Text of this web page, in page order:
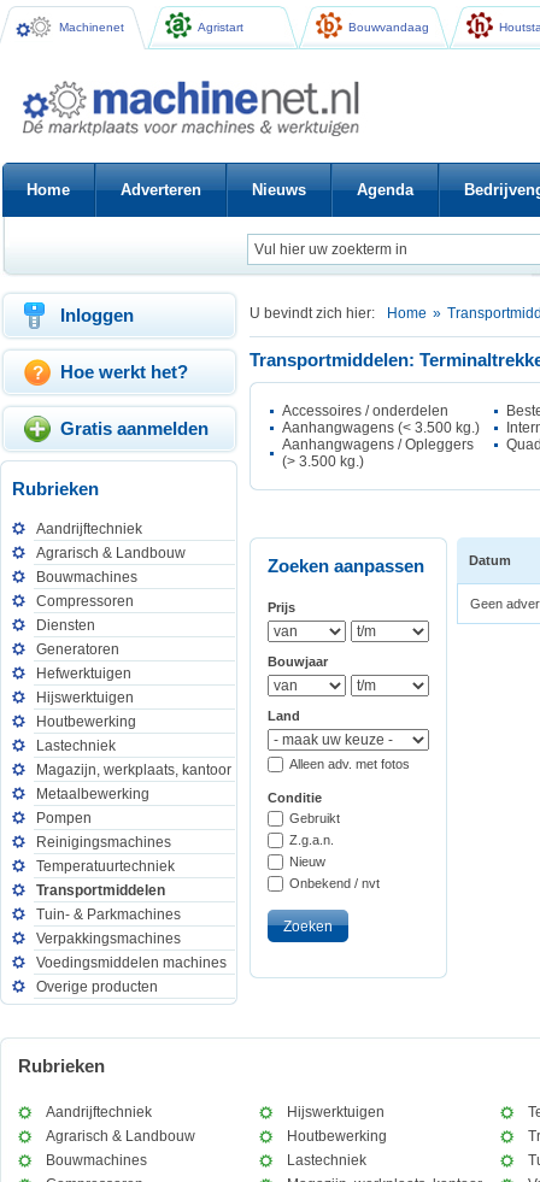
Machinenet Agristart Bouwvandaag
Home Adverteren Nieuws Agenda
Inloggen
Hoe werkt het?
Gratis aanmelden
Rubrieken
Aandrijftechniek
Agrarisch & Landbouw
Bouwmachines
Compressoren
Diensten
Generatoren
Hefwerktuigen
Hijswerktuigen
Houtbewerking
Lastechniek
Magazijn, werkplaats, kantoor
Metaalbewerking
Pompen
Reinigingsmachines
Temperatuurtechniek
Transportmiddelen
Tuin- & Parkmachines
Verpakkingsmachines
Voedingsmiddelen machines
Overige producten
U bevindt zich hier: Home »
Transportmiddelen:
Accessoires / onderdelen
Aanhangwagens (< 3.500 kg.)
Aanhangwagens / Opleggers
(> 3.500 kg.)
Zoeken aanpassen
Prijs
Bouwjaar
Land
Alleen adv. met fotos
Conditie
Gebruikt
Z.g.a.n.
Nieuw
Onbekend / nvt
Datum
Geen
Rubrieken
Aandrijftechniek
Agrarisch & Landbouw
Bouwmachines
Hijswerktuigen
Houtbewerking
Lastechniek